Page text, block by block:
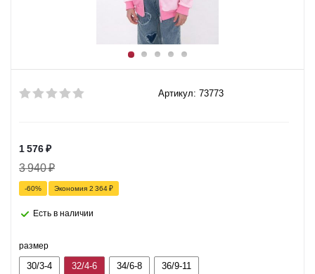
Артикул: 73773
1 576₽
3 940₽
-60% Экономия 2 364₽
Есть в наличии
размер
30/3-4 32/4-6 34/6-8 36/9-11